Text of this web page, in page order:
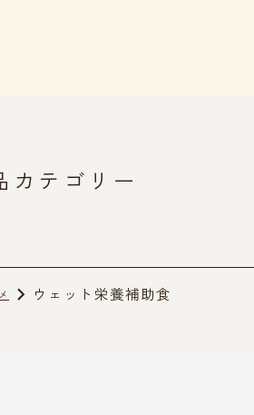
カテゴリー
ウェット栄養補助食